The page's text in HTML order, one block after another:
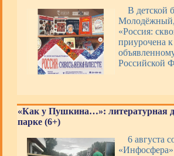
В детской
Молодёжный,
«Россия:
приурочена
Российской
«Как у Пушкина…»: литературная
парке (6+)
6 августа